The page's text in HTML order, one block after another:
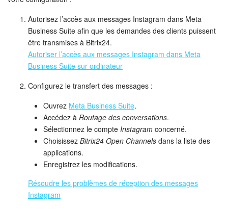
Autorisez l’accès aux messages Instagram dans Meta
Business Suite afin que les demandes des clients puissent
être transmises à Bitrix24.
Autoriser l’accès aux messages Instagram dans Meta
Business Suite sur ordinateur
Configurez le transfert des messages :
Ouvrez Meta Business Suite.
Accédez à Routage des conversations.
Sélectionnez le compte Instagram concerné.
Choisissez Bitrix24 Open Channels dans la liste des
applications.
Enregistrez les modifications.
Résoudre les problèmes de réception des messages
Instagram